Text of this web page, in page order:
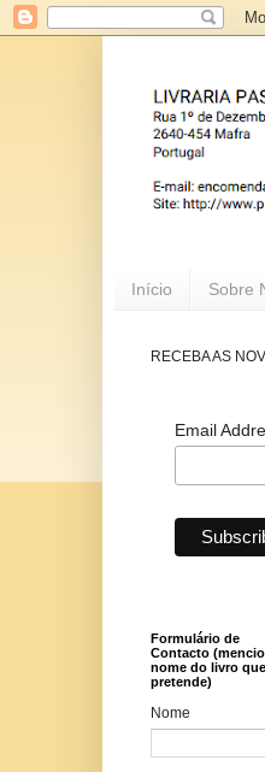
Início Sobre
RECEBA AS
Email
Formulário de
Contacto
nome do livro que
pretende)
Nome